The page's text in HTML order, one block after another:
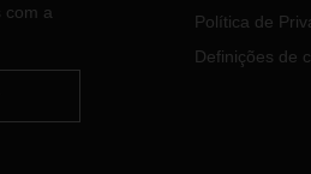
com a
Política de
Definições de